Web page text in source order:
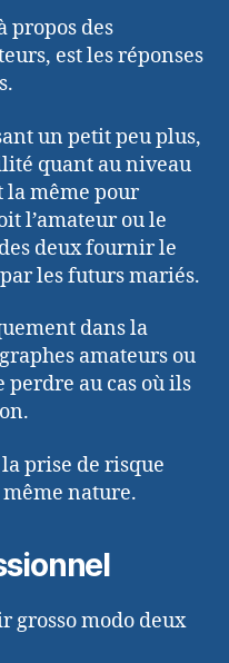
propos des
est les réponses
un petit peu plus,
quant au niveau
la même pour
l’amateur ou le
deux fournir le
les futurs mariés.
dans la
amateurs ou
au cas où ils
prise de risque
même nature.
grosso modo deux